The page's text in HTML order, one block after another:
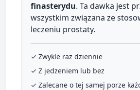
finasterydu. Ta dawka jest
wszystkim związana ze
leczeniu prostaty.
✓ Zwykle raz dziennie
✓ Z jedzeniem lub bez
✓ Zalecane o tej samej porze